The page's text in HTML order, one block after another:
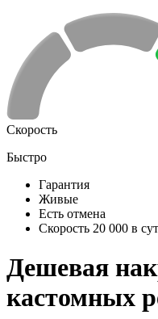
Скорость
Быстро
Гарантия
Живые
Есть отмена
Скорость 20 000 в
Дешевая
кастомных